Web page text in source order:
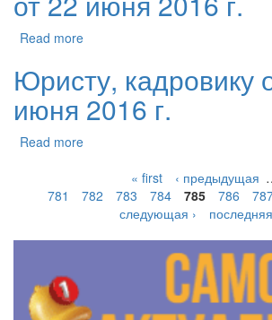
Read more
Юристу, кадровику
июня 2016 г.
Read more
« first
‹ предыдущая
781
782 783 784 785 786
следующая ›